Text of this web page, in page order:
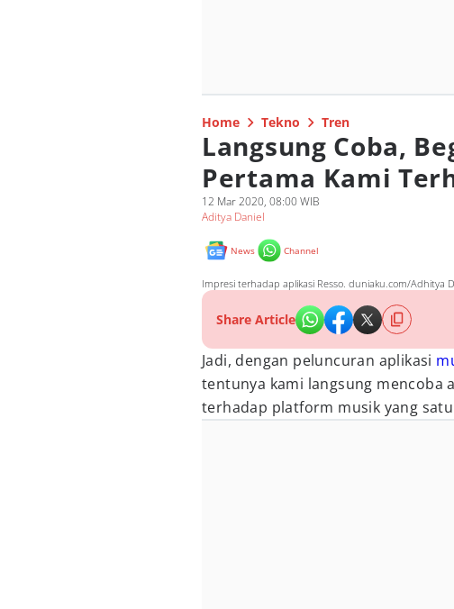
Home Tekno Tren
Langsung Coba,
Pertama Kami
12 Mar 2020, 08:00 WIB
Aditya Daniel
News Channel
Impresi terhadap aplikasi Resso. duniaku.com/Adhitya
Share Article
Jadi, dengan peluncuran aplikasi
tentunya kami langsung mencoba
terhadap platform musik yang